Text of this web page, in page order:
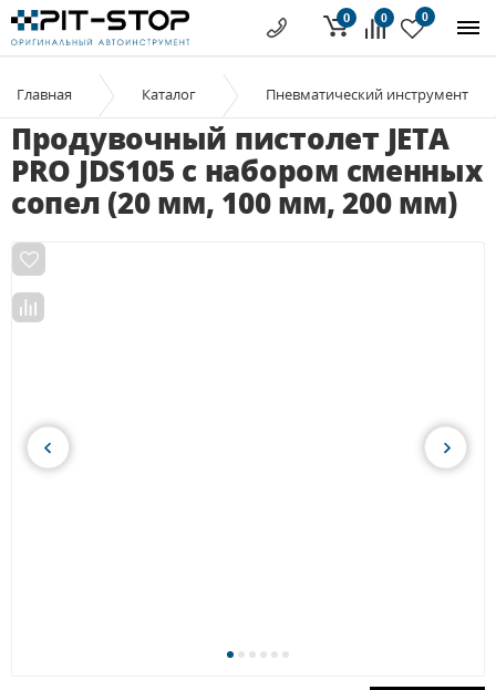
0 0
0
Главная Каталог Пневматический инструмент
Продувочный пистолет JETA
PRO JDS105 с набором сменных
сопел (20 мм, 100 мм, 200 мм)